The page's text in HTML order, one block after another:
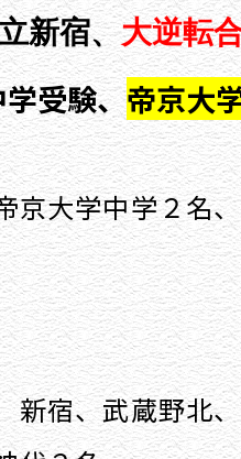
新宿、大逆転
受験、帝京大
京大学中学２名
、武蔵野北、